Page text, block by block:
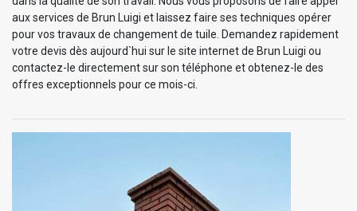
aux services de Brun Luigi et laissez faire ses techniques opérer
pour vos travaux de changement de tuile. Demandez rapidement
votre devis dès aujourd`hui sur le site internet de Brun Luigi ou
contactez-le directement sur son téléphone et obtenez-le des
offres exceptionnels pour ce mois-ci.